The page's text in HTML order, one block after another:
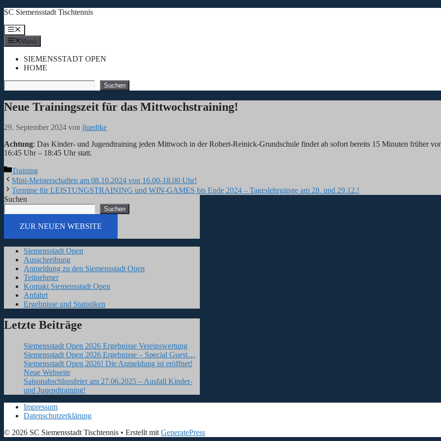
Zum
springen
SC Siemensstadt Tischtennis
Menü
Menü
SIEMENSSTADT OPEN
HOME
Suchen
Suchen
Neue Trainingszeit für das Mittwochstraining!
29. September 2024 von jluedtke
Achtung: Das Kinder- und Jugendtraining jeden Mittwoch in der Robert-Reinick-Grundschule findet ab sofort bereits 15 Minuten früher
16:45 Uhr – 18:45 Uhr statt.
Kategorien
Training
Mini-Meisterschaften am 08.10.2024 von 16.00-18.00 Uhr!
Termine für LEISTUNGSTRAINING und WIN-GAMES bis Ende 2024 – Tageslehrgänge am 28. und 29.12.!
Suchen
Suchen
ZUR NEUEN WEBSITE
Siemensstadt Open
Ausschreibung
Anmeldung zu den Siemensstadt Open
Teilnehmer
Kontakt Siemensstadt Open
Anfahrt
Ergebnisse und Statistiken
Letzte Beiträge
Siemensstadt Open 2026 Ergebnisse Vereinswertung
Siemensstadt Open 2026 Ergebnisse – Special Guest…
Siemensstadt Open 2026! Die Anmeldung ist eröffnet!
Neue Webseite
Saisonabschlussfeier am 27.06.2025 – Ausfall Kinder-
und Jugendtraining!
Impressum
Datenschutzerklärung
© 2026 SC Siemensstadt Tischtennis • Erstellt mit GeneratePress